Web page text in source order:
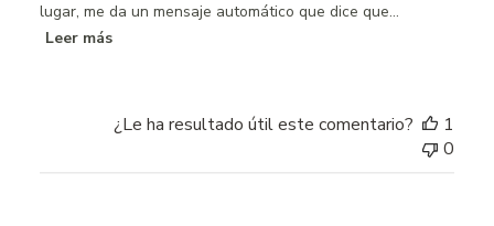
lugar, me da un mensaje automático que dice que...
Leer más
¿Le ha resultado útil este comentario?
1
0